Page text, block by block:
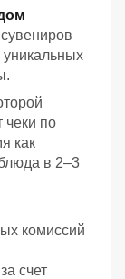
уникальных
чеки по
как
в 2–3
комиссий
счет